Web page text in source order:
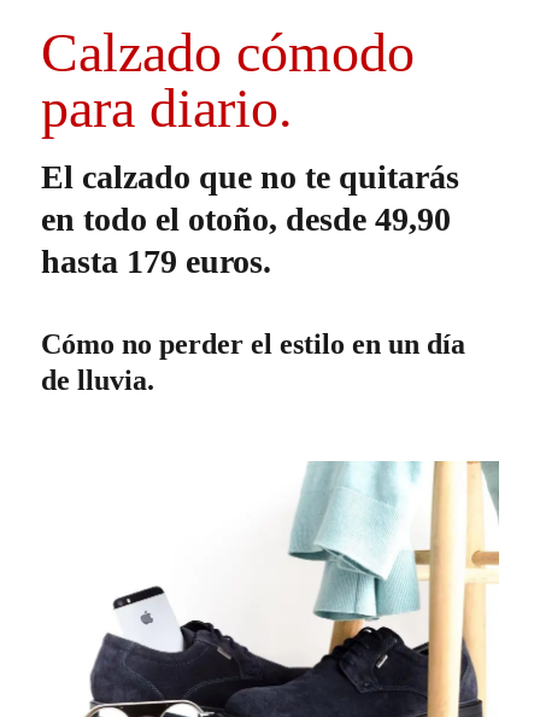
Friday
2017
Calzado cómodo
para diario.
El calzado que no te quitarás
en todo el otoño, desde 49,90
hasta 179 euros.
Cómo no perder el estilo en un día
de lluvia.